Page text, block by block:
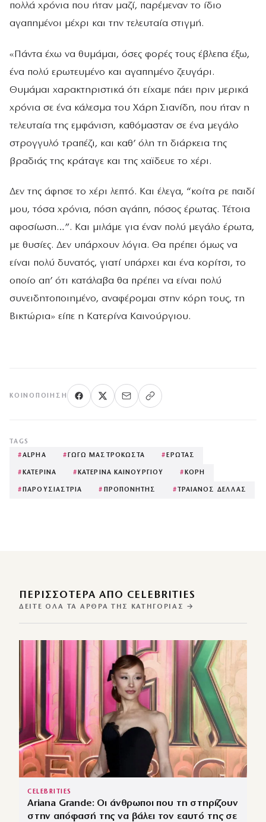
πολλά χρόνια που ήταν μαζί, παρέμεναν το ίδιο
αγαπημένοι μέχρι και την τελευταία στιγμή.
«Πάντα έχω να θυμάμαι, όσες φορές τους έβλεπα έξω,
ένα πολύ ερωτευμένο και αγαπημένο ζευγάρι.
Θυμάμαι χαρακτηριστικά ότι είχαμε πάει πριν μερικά
χρόνια σε ένα κάλεσμα του Χάρη Σιανίδη, που ήταν η
τελευταία της εμφάνιση, καθόμασταν σε ένα μεγάλο
στρογγυλό τραπέζι, και καθ’ όλη τη διάρκεια της
βραδιάς της κράταγε και της χαϊδευε το χέρι.
Δεν της άφησε το χέρι λεπτό. Και έλεγα, “κοίτα ρε παιδί
μου, τόσα χρόνια, πόση αγάπη, πόσος έρωτας. Τέτοια
αφοσίωση…”. Και μιλάμε για έναν πολύ μεγάλο έρωτα,
με θυσίες. Δεν υπάρχουν λόγια. Θα πρέπει όμως να
είναι πολύ δυνατός, γιατί υπάρχει και ένα κορίτσι, το
οποίο απ’ ότι κατάλαβα θα πρέπει να είναι πολύ
συνειδητοποιημένο, αναφέρομαι στην κόρη τους, τη
Βικτώρια» είπε η Κατερίνα Καινούργιου.
ΚΟΙΝΟΠΟΊΗΣΗ
TAGS
#ALPHA # ΓΩΓΩ ΜΑΣΤΡΟΚΩΣΤΑ # ΕΡΩΤΑΣ
# ΚΑΤΕΡΙΝΑ # ΚΑΤΕΡΙΝΑ ΚΑΙΝΟΥΡΓΙΟΥ # ΚΟΡΗ
# ΠΑΡΟΥΣΙΑΣΤΡΙΑ # ΠΡΟΠΟΝΗΤΗΣ # ΤΡΑΙΑΝΟΣ ΔΕΛΛΑΣ
ΠΕΡΙΣΣΌΤΕΡΑ ΑΠΌ CELEBRITIES
ΔΕΊΤΕ ΌΛΑ ΤΑ ΆΡΘΡΑ ΤΗΣ ΚΑΤΗΓΟΡΊΑΣ →
CELEBRITIES
Ariana Grande: Οι άνθρωποι που τη στηρίζουν
στην απόφασή της να βάλει τον εαυτό της σε